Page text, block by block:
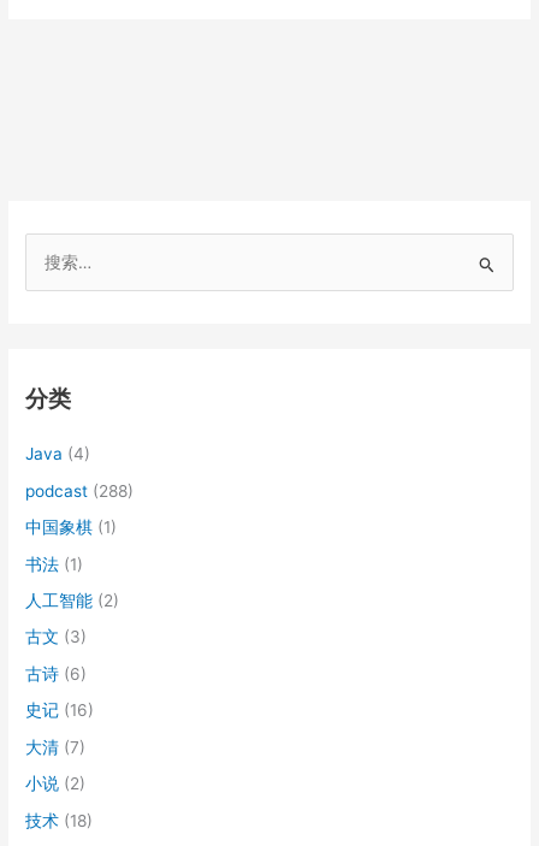
分类
Java (4)
podcast (288)
中国象棋 (1)
书法 (1)
人工智能 (2)
古文 (3)
古诗 (6)
史记 (16)
大清 (7)
小说 (2)
技术 (18)